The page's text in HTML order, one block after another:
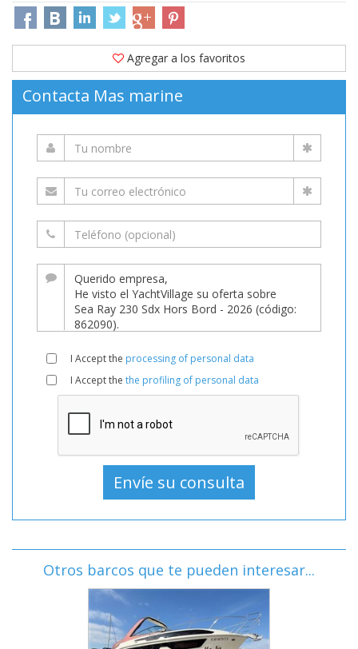
Agregar a los favoritos
Contacta Mas marine
I Accept the processing of personal data
I Accept the the profiling of personal data
Otros barcos que te pueden interesar...